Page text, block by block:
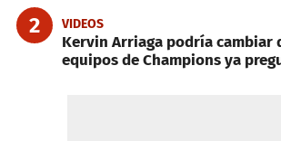
2 VIDEOS
Kervin Arriaga podría cambiar
equipos de Champions ya